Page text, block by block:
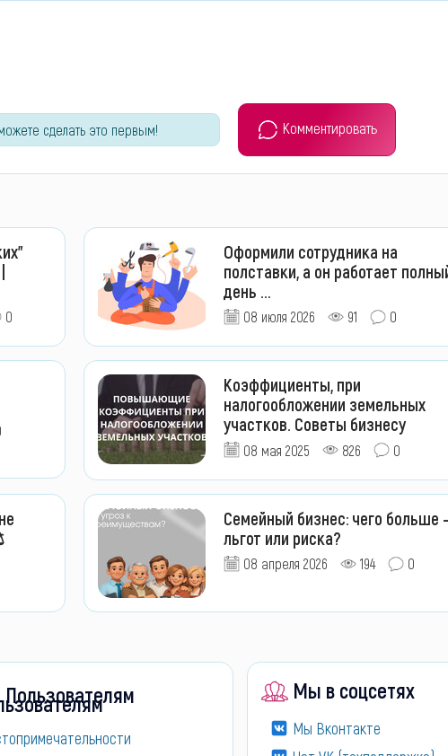
сделать это первым! Комментировать
0
Оформили сотрудника на
полставки, а он работает
день ...
08 июля 2026 91 0
Коэффициенты, при
налогообложении земельных
участков. Советы бизнесу
08 мая 2025 826 0
Семейный бизнес: чего больше
льгот или риска?
08 апреля 2026 194 0
Пользователям Мы в соцсетях
Мы Вконтакте